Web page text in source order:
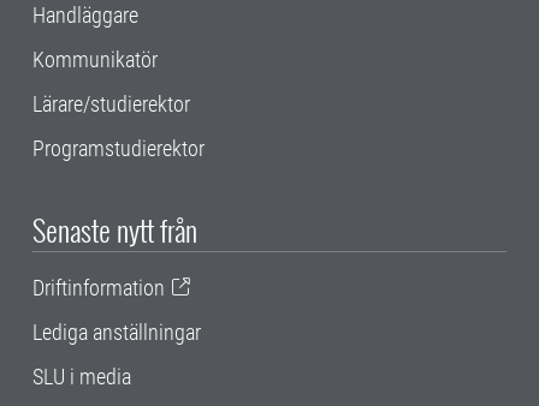
Handläggare
Kommunikatör
Lärare/studierektor
Programstudierektor
Senaste nytt från
Driftinformation
Lediga anställningar
SLU i media